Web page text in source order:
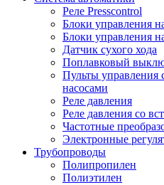
Реле Presscontrol
Блоки управления
Блоки управления
Датчик сухого хода
Поплавковый
Пульты
насосами
Реле давления
Реле давления со
Частотные
Электронные
Трубопроводы
Полипропилен
Полиэтилен